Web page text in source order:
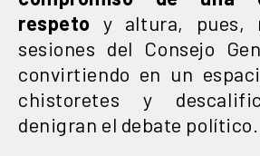
respeto y altura, pues,
sesiones del Consejo
convirtiendo en un
chistoretes y
denigran el debate político.